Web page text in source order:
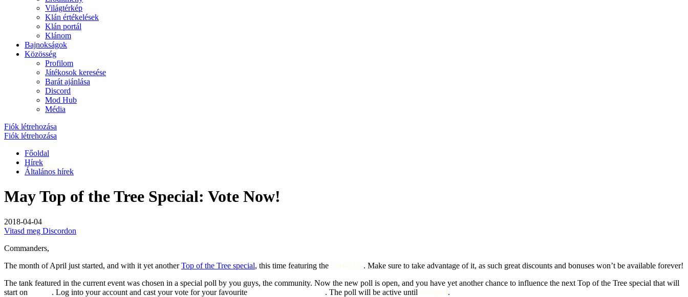
Világtérkép
Klán értékelések
Klán portál
Klánom
Bajnokságok
Közösség
Profilom
Játékosok keresése
Barát ajánlása
Discord
Mod Hub
Média
Fiók létrehozása
Fiók létrehozása
Főoldal
Hírek
Általános hírek
May Top of the Tree Special: Vote Now!
2018-04-04
Vitasd meg Discordon
Commanders,
The month of April just started, and with it yet anotherTop of the Tree special, this time featuring the
. Make sure to take advantage of it, as such great discounts and bonuses won’t be available forever!
The tank featured in the current event was chosen in a special poll by you guys, the community. Now the new poll is open, and you have yet another chance to influence the next Top of the Tree special that will
start on
. Log into your account and cast your vote for your favourite . The poll will be active until .